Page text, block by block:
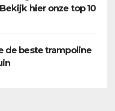
hier onze top 10
de beste trampoline